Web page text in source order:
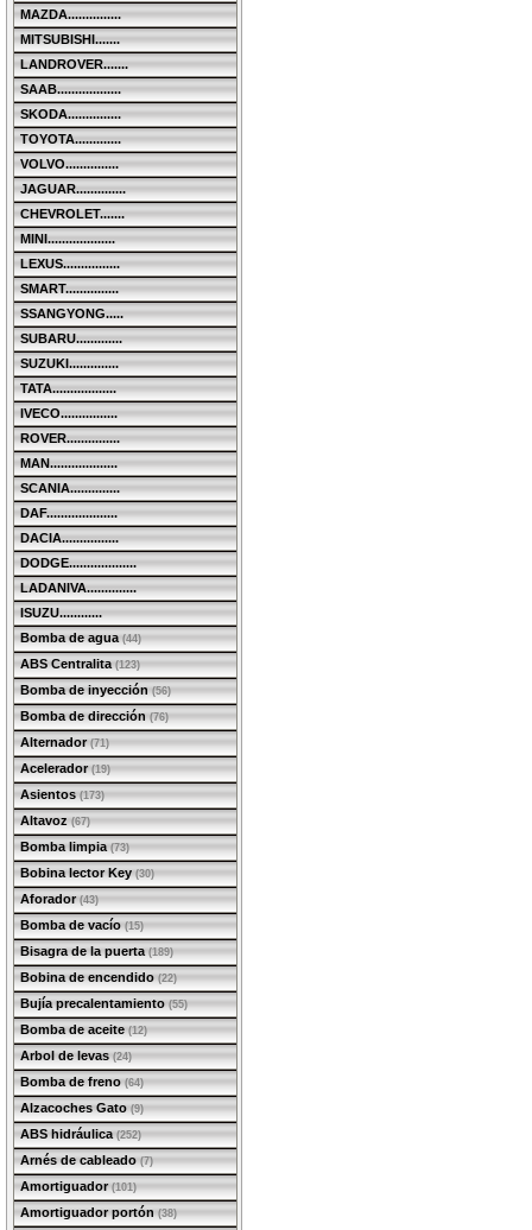
MAZDA...............
MITSUBISHI.......
LANDROVER.......
SAAB..................
SKODA...............
TOYOTA.............
VOLVO...............
JAGUAR..............
CHEVROLET.......
MINI...................
LEXUS................
SMART...............
SSANGYONG.....
SUBARU.............
SUZUKI..............
TATA..................
IVECO................
ROVER...............
MAN...................
SCANIA..............
DAF....................
DACIA................
DODGE...................
LADANIVA..............
ISUZU............
Bomba de agua (44)
ABS Centralita (123)
Bomba de inyección (56)
Bomba de dirección (76)
Alternador (71)
Acelerador (19)
Asientos (173)
Altavoz (67)
Bomba limpia (73)
Bobina lector Key (30)
Aforador (43)
Bomba de vacío (15)
Bisagra de la puerta (189)
Bobina de encendido (22)
Bujía precalentamiento (55)
Bomba de aceite (12)
Arbol de levas (24)
Bomba de freno (64)
Alzacoches Gato (9)
ABS hidráulica (252)
Arnés de cableado (7)
Amortiguador (101)
Amortiguador portón (38)